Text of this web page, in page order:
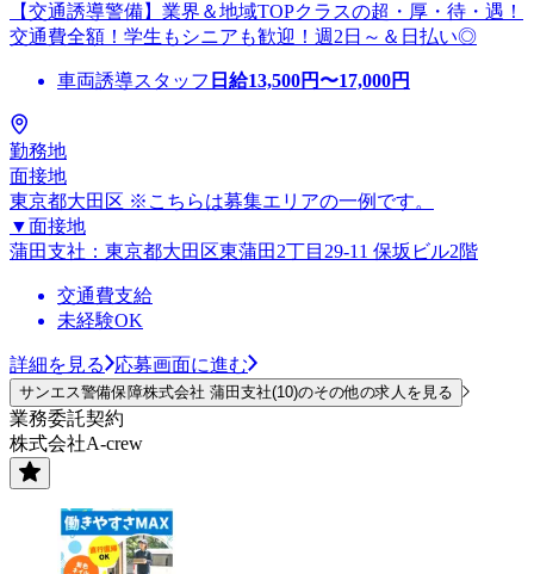
【交通誘導警備】業界＆地域TOPクラスの超・厚・待・遇！
交通費全額！学生もシニアも歓迎！週2日～＆日払い◎
車両誘導スタッフ 日給13,500円〜17,000円
勤務地
面接地
東京都大田区 ※こちらは募集エリアの一例です。
▼面接地
蒲田支社：東京都大田区東蒲田2丁目29-11 保坂ビル2階
交通費支給
未経験OK
詳細を見る 応募画面に進む
サンエス警備保障株式会社 蒲田支社(10)のその他の求人を見る
業務委託契約
株式会社A-crew